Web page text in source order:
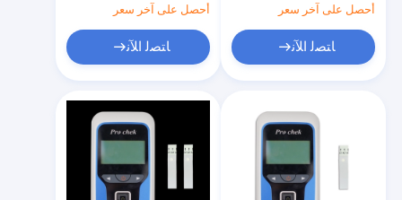
منتجات
معلومات عنا
أحصل على آخر سعر
ﺎﺘﺼﻟ ﺍﻶﻧ
أحصل على آخر سعر
ﺎﺘﺼﻟ ﺍﻶﻧ